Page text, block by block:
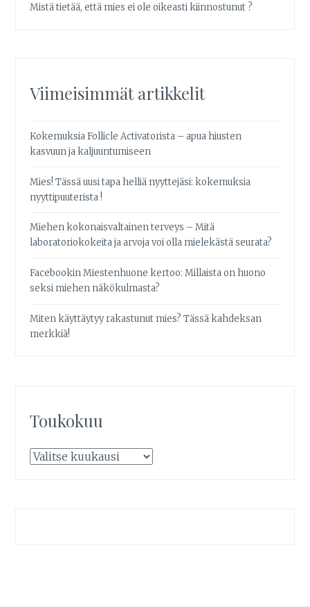
Mistä tietää, että mies ei ole oikeasti kiinnostunut ?
Viimeisimmät artikkelit
Kokemuksia Follicle Activatorista – apua hiusten
kasvuun ja kaljuuntumiseen
Mies! Tässä uusi tapa helliä nyyttejäsi: kokemuksia
nyyttipuuterista !
Miehen kokonaisvaltainen terveys – Mitä
laboratoriokokeita ja arvoja voi olla mielekästä seurata?
Facebookin Miestenhuone kertoo: Millaista on huono
seksi miehen näkökulmasta?
Miten käyttäytyy rakastunut mies? Tässä kahdeksan
merkkiä!
Toukokuu